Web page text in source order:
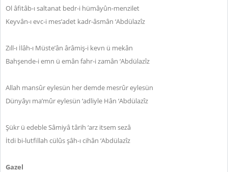
Ol âfitâb-ı saltanat bedr-i hümâyûn-menzilet
Keyvân-ı evc-i mes’adet kadr-âsmân ‘Abdülazîz
Zıll-ı İlâh-ı Müste’ân ârâmiş-i kevn ü mekân
Bahşende-i emn ü emân fahr-i zamân ‘Abdülazîz
Allah mansûr eylesün her demde mesrûr eylesün
Dünyâyı ma’mûr eylesün ‘adliyle Hân ‘Abdülazîz
Şükr ü edeble Sâmiyâ târih ‘arz itsem sezâ
İtdi bi-lutfillah cülûs şâh-ı cihân ‘Abdülazîz
Gazel